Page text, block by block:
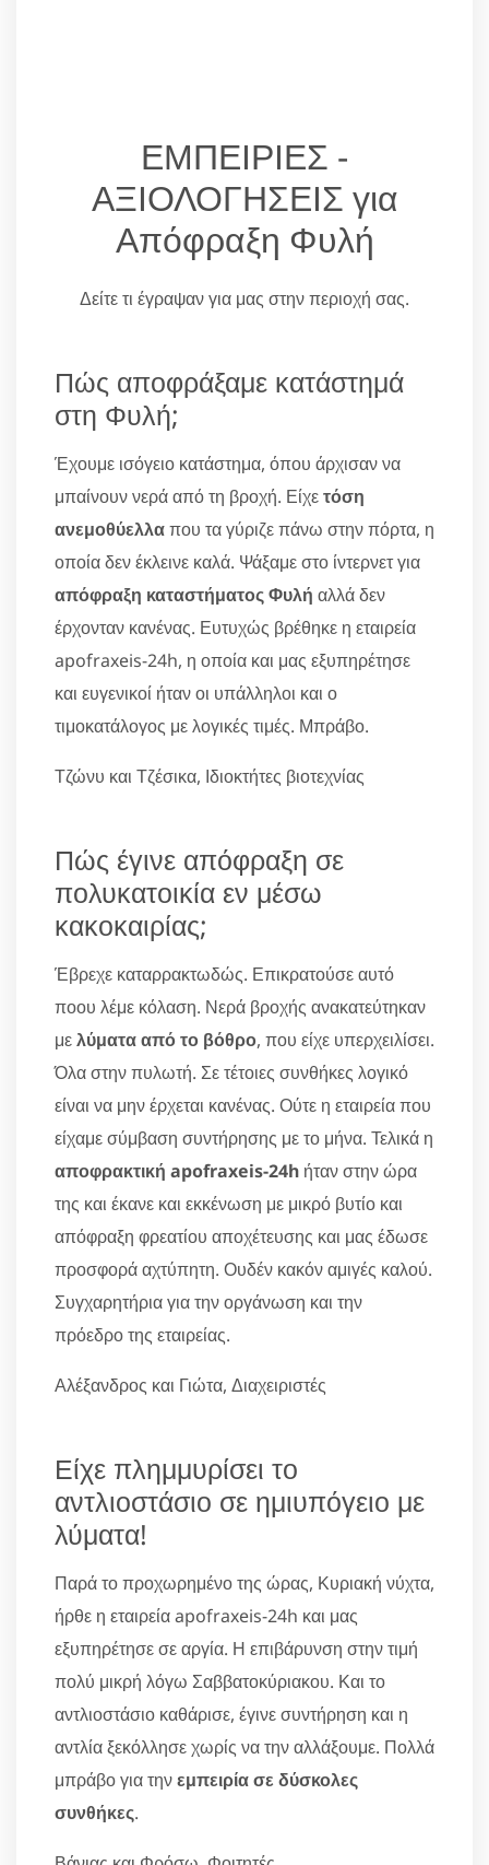
ΕΜΠΕΙΡΙΕΣ -
ΑΞΙΟΛΟΓΗΣΕΙΣ για
Απόφραξη Φυλή
Δείτε τι έγραψαν για μας στην περιοχή σας.
Πώς αποφράξαμε κατάστημά
στη Φυλή;
Έχουμε ισόγειο κατάστημα, όπου άρχισαν να
μπαίνουν νερά από τη βροχή. Είχετόση
ανεμοθύελλαπου τα γύριζε πάνω στην πόρτα, η
οποία δεν έκλεινε καλά. Ψάξαμε στο ίντερνετ για
απόφραξη καταστήματος Φυλή αλλά δεν
έρχονταν κανένας. Ευτυχώς βρέθηκε η εταιρεία
apofraxeis-24h, η οποία και μας εξυπηρέτησε
και ευγενικοί ήταν οι υπάλληλοι και ο
τιμοκατάλογος με λογικές τιμές. Μπράβο.
Τζώνυ και Τζέσικα, Ιδιοκτήτες βιοτεχνίας
Πώς έγινε απόφραξη σε
πολυκατοικία εν μέσω
κακοκαιρίας;
Έβρεχε καταρρακτωδώς. Επικρατούσε αυτό
ποου λέμε κόλαση. Νερά βροχής ανακατεύτηκαν
μελύματα από το βόθρο, που είχε υπερχειλίσει.
Όλα στην πυλωτή. Σε τέτοιες συνθήκες λογικό
είναι να μην έρχεται κανένας. Ούτε η εταιρεία που
είχαμε σύμβαση συντήρησης με το μήνα. Τελικά η
αποφρακτική apofraxeis-24h ήταν στην ώρα
της και έκανε και εκκένωση με μικρό βυτίο και
απόφραξη φρεατίου αποχέτευσης και μας έδωσε
προσφορά αχτύπητη. Ουδέν κακόν αμιγές καλού.
Συγχαρητήρια για την οργάνωση και την
πρόεδρο της εταιρείας.
Αλέξανδρος και Γιώτα, Διαχειριστές
Είχε πλημμυρίσει το
αντλιοστάσιο σε ημιυπόγειο με
λύματα!
Παρά το προχωρημένο της ώρας, Κυριακή νύχτα,
ήρθε η εταιρεία apofraxeis-24h και μας
εξυπηρέτησε σε αργία. Η επιβάρυνση στην τιμή
πολύ μικρή λόγω Σαββατοκύριακου. Και το
αντλιοστάσιο καθάρισε, έγινε συντήρηση και η
αντλία ξεκόλλησε χωρίς να την αλλάξουμε. Πολλά
μπράβο για τηνεμπειρία σε δύσκολες
συνθήκες.